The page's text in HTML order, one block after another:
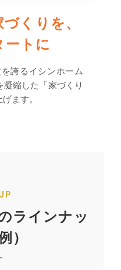
くりを、
ートに
誇るイシンホーム
縮した「家づくり
ます。
ラインナッ
）